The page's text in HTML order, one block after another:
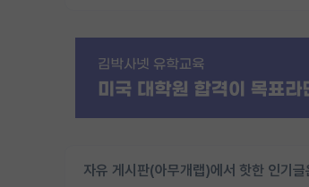
자유 게시판(아무개랩)에서 핫한 인기글